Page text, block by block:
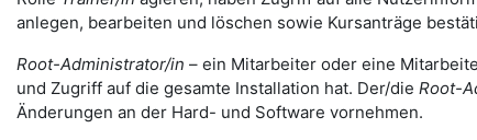
anlegen, bearbeiten und löschen sowie Kursanträge
Root-Administrator/in – ein Mitarbeiter oder eine
und Zugriff auf die gesamte Installation hat. Der/die Root-
Änderungen an der Hard- und Software vornehmen.